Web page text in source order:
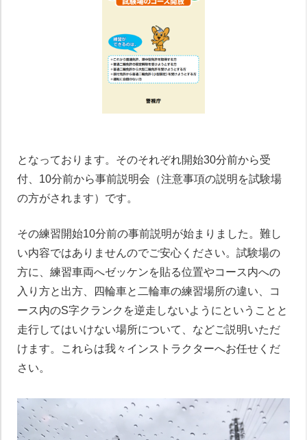
となっております。そのそれぞれ開始30分前から受
付、10分前から事前説明会（注意事項の説明を試験場
の方がされます）です。
その練習開始10分前の事前説明が始まりました。難し
い内容ではありませんのでご安心ください。試験場の
方に、練習車両へゼッケンを貼る位置やコース内への
入り方と出方、四輪車と二輪車の練習場所の違い、コ
ース内のS字クランクを逆走しないようにということと
走行してはいけない場所について、などご説明いただ
けます。これらは我々インストラクターへお任せくだ
さい。